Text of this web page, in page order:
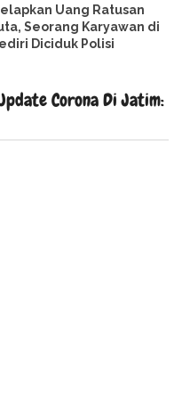
Uang Ratusan
Seorang Karyawan di
Diciduk Polisi
Corona Di Jatim: